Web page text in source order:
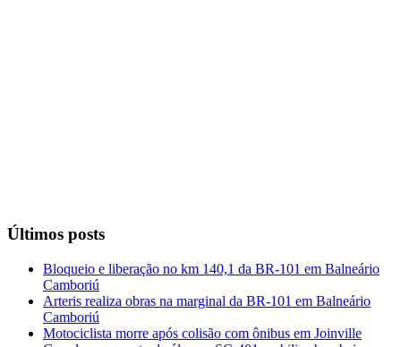
Últimos posts
Bloqueio e liberação no km 140,1 da BR-101 em Balneário
Camboriú
Arteris realiza obras na marginal da BR-101 em Balneário
Camboriú
Motociclista morre após colisão com ônibus em Joinville